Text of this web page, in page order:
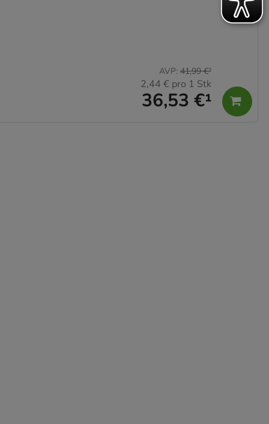
36,53 €¹
AVP: 41,99 €²
2,44 € pro 1 Stk